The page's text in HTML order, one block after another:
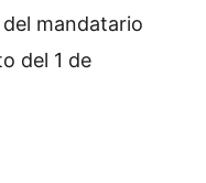
mandatario
del 1 de